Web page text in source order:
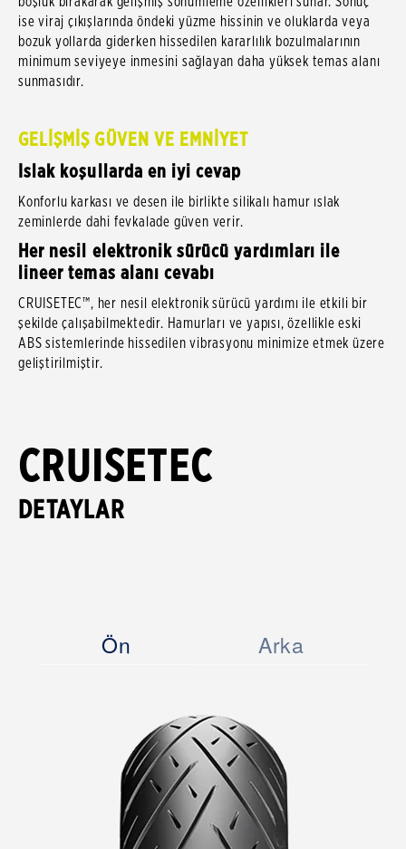
ise viraj çıkışlarında öndeki yüzme hissinin ve oluklarda veya
bozuk yollarda giderken hissedilen kararlılık bozulmalarının
minimum seviyeye inmesini sağlayan daha yüksek temas alanı
sunmasıdır.
GELİŞMİŞ GÜVEN VE EMNİYET
Islak koşullarda en iyi cevap
Konforlu karkası ve desen ile birlikte silikalı hamur ıslak
zeminlerde dahi fevkalade güven verir.
Her nesil elektronik sürücü yardımları ile
lineer temas alanı cevabı
CRUISETEC™, her nesil elektronik sürücü yardımı ile etkili bir
şekilde çalışabilmektedir. Hamurları ve yapısı, özellikle eski
ABS sistemlerinde hissedilen vibrasyonu minimize etmek üzere
geliştirilmiştir.
CRUISETEC
DETAYLAR
Ön Arka